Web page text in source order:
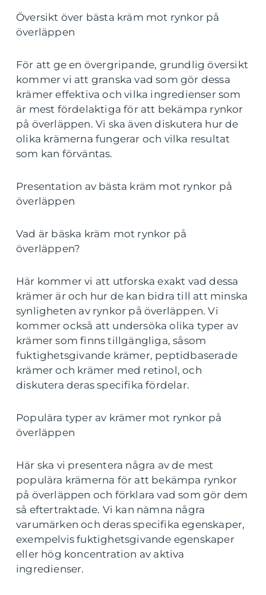
Översikt över bästa kräm mot rynkor på
överläppen
För att ge en övergripande, grundlig översikt
kommer vi att granska vad som gör dessa
krämer effektiva och vilka ingredienser som
är mest fördelaktiga för att bekämpa rynkor
på överläppen. Vi ska även diskutera hur de
olika krämerna fungerar och vilka resultat
som kan förväntas.
Presentation av bästa kräm mot rynkor på
överläppen
Vad är bäska kräm mot rynkor på
överläppen?
Här kommer vi att utforska exakt vad dessa
krämer är och hur de kan bidra till att minska
synligheten av rynkor på överläppen. Vi
kommer också att undersöka olika typer av
krämer som finns tillgängliga, såsom
fuktighetsgivande krämer, peptidbaserade
krämer och krämer med retinol, och
diskutera deras specifika fördelar.
Populära typer av krämer mot rynkor på
överläppen
Här ska vi presentera några av de mest
populära krämerna för att bekämpa rynkor
på överläppen och förklara vad som gör dem
så eftertraktade. Vi kan nämna några
varumärken och deras specifika egenskaper,
exempelvis fuktighetsgivande egenskaper
eller hög koncentration av aktiva
ingredienser.